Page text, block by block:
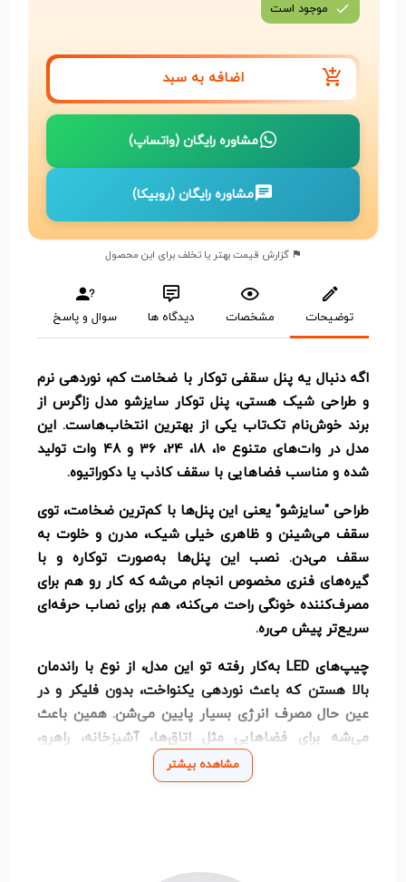
موجود است
اضافه به سبد
مشاوره رایگان (واتساپ)
مشاوره رایگان (روبیکا)
گزارش قیمت بهتر یا تخلف برای این محصول
توضیحات مشخصات دیدگاه ها سوال و پاسخ
اگه دنبال یه پنل سقفی توکار با ضخامت کم، نوردهی نرم
و طراحی شیک هستی، پنل توکار سایزشو مدل زاگرس از
برند خوش‌نام تک‌تابیکی از بهترین انتخاب‌هاست. این
مدل در وات‌های متنوع 10، 18، 24، 36 و 48 وات تولید
شده و مناسب فضاهایی با سقف کاذب یا دکوراتیوه.
طراحی "سایزشو" یعنی این پنل‌ها با کم‌ترین ضخامت، توی
سقف می‌شینن و ظاهری خیلی شیک، مدرن و خلوت به
سقف می‌دن. نصب این پنل‌ها به‌صورت توکاره و با
گیره‌های فنری مخصوص انجام می‌شه که کار رو هم برای
مصرف‌کننده خونگی راحت می‌کنه، هم برای نصاب حرفه‌ای
سریع‌تر پیش می‌ره.
چیپ‌های LED به‌کار رفته تو این مدل، از نوع با راندمان
بالا هستن که باعث نوردهی یکنواخت، بدون فلیکر و در
عین حال مصرف انرژی بسیار پایین می‌شن. همین باعث
می‌شه برای فضاهایی مثل اتاق‌ها، آشپزخانه، راهرو،
مغازه، دفاتر کار و محیط‌های عمومی یه گزینه اقتصادی و
مشاهده بیشتر